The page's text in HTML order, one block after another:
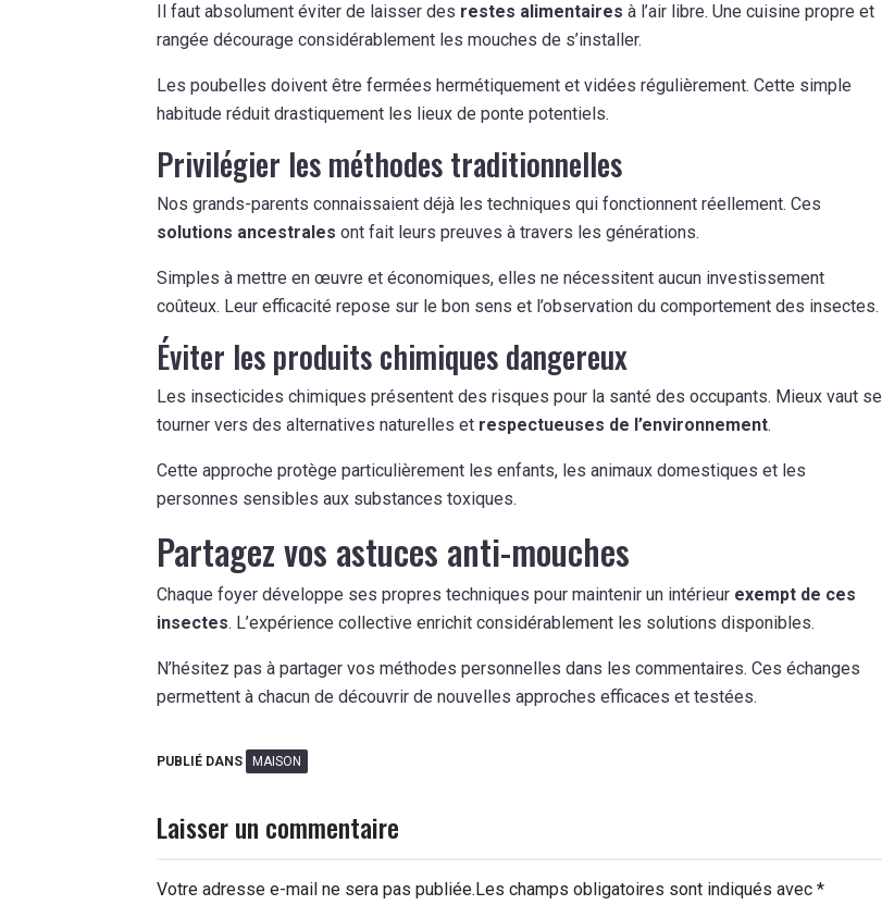
Il faut absolument éviter de laisser des restes alimentaires à l’air libre. Une cuisine propre et
rangée décourage considérablement les mouches de s’installer.
Les poubelles doivent être fermées hermétiquement et vidées régulièrement. Cette simple
habitude réduit drastiquement les lieux de ponte potentiels.
Privilégier les méthodes traditionnelles
Nos grands-parents connaissaient déjà les techniques qui fonctionnent réellement. Ces
solutions ancestrales ont fait leurs preuves à travers les générations.
Simples à mettre en œuvre et économiques, elles ne nécessitent aucun investissement
coûteux. Leur efficacité repose sur le bon sens et l’observation du comportement des insectes.
Éviter les produits chimiques dangereux
Les insecticides chimiques présentent des risques pour la santé des occupants. Mieux vaut se
tourner vers des alternatives naturelles et respectueuses de l’environnement.
Cette approche protège particulièrement les enfants, les animaux domestiques et les
personnes sensibles aux substances toxiques.
Partagez vos astuces anti-mouches
Chaque foyer développe ses propres techniques pour maintenir un intérieur exempt de ces
insectes. L’expérience collective enrichit considérablement les solutions disponibles.
N’hésitez pas à partager vos méthodes personnelles dans les commentaires. Ces échanges
permettent à chacun de découvrir de nouvelles approches efficaces et testées.
PUBLIÉ DANS MAISON
Laisser un commentaire
Votre adresse e-mail ne sera pas publiée. Les champs obligatoires sont indiqués avec *